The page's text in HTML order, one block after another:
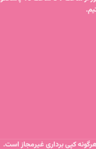
کپی برداری غیرمجاز است.